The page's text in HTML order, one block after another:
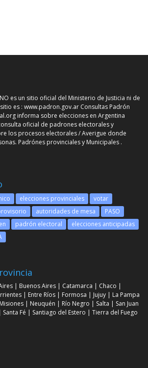
NO es un sitio oficial del Ministerio de Justicia ni de
sitio es :www.padron.gov.ar Consultas Padrón
informa sobre elecciones en Argentina
oficial de padrones electorales y
los procesos electorales / Averigue donde
Padrónes provinciales y Municipales .
elecciones provinciales
votar
autoridades de mesa
PASO
padrón electoral
elecciones anticipadas
Buenos Aires Catamarca Chaco
Entre Ríos Formosa Jujuy
La Pampa
Misiones Neuquén Río Negro Salta
San Juan
Santa Fé Santiago del Estero |Tierra del Fuego